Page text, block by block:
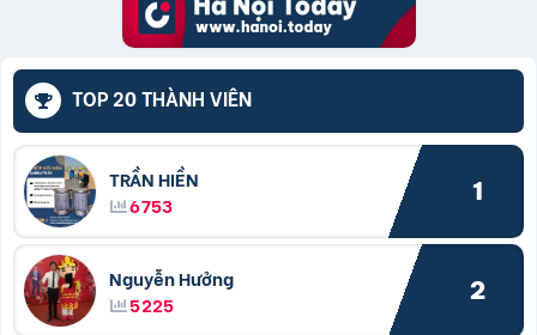
TOP 20 THÀNH VIÊN
TRẦN HIỀN
6753
1
Nguyễn Hưởng
5225
2